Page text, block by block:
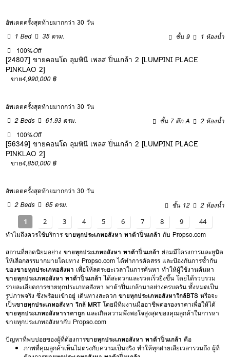
อัพเดตครั้งสุดท้ายมากกว่า 30 วัน
1 Bed
35 ตรม. ชั้น 9
1 ห้องน้ำ
100%Off
[24807] ขายคอนโด ลุมพินี เพลส ปิ่นเกล้า 2 [LUMPINI PLACE
PINKLAO 2]
ขาย4,990,000 ฿
อัพเดตครั้งสุดท้ายมากกว่า 30 วัน
2 Beds
61.93 ตรม. ชั้น 7 ตึก A
2 ห้องน้ำ
100%Off
[56349] ขายคอนโด ลุมพินี เพลส ปิ่นเกล้า 2 [LUMPINI PLACE
PINKLAO 2]
ขาย4,850,000 ฿
อัพเดตครั้งสุดท้ายมากกว่า 30 วัน
2 Beds
65 ตรม. ชั้น 12 2 ห้องน้ำ
1 2 3 4 5 6 7 8 9 44
ทำไมถึงควรใช้บริการขายทุกประเภทอสังหา พาต้าปิ่นเกล้า กับ Propso.com
สถานที่ยอดนิยมอย่างขายทุกประเภทอสังหา พาต้าปิ่นเกล้า ย่อมมีโครงการและยูนิต
ให้เลือกสรรมากมายโดยทาง Propso.com ได้ทำการคัดสรร และป้องกันการซ้ำกัน
ของขายทุกประเภทอสังหา เพื่อให้ลดระยะเวลาในการค้นหา ทำให้ผู้ใช้งานค้นหา
ขายทุกประเภทอสังหา พาต้าปิ่นเกล้า ได้สะดวกและรวดเร็วยิ่งขึ้น โดยได้รวบรวม
รายละเอียดการขายทุกประเภทอสังหา พาต้าปิ่นเกล้ามาอย่างครบครัน ทั้งหมดเป็น
รูปภาพจริง ซึ่งพร้อมเข้าอยู่ เดินทางสะดวกขายทุกประเภทอสังหาใกล้BTS หรือจะ
เป็นขายทุกประเภทอสังหา ใกล้ MRT โดยมีทีมงานมืออาชีพต่อรองราคาเพื่อให้ได้
ขายทุกประเภทอสังหาราคาถูก และเกิดความพึงพอใจสูงสุดของคุณลูกค้าในการหา
ขายทุกประเภทอสังหากับ Propso.com
ปัญหาที่พบบ่อยของผู้ที่ต้องการขายทุกประเภทอสังหา พาต้าปิ่นเกล้า คือ
ภาพที่คุณลูกค้าเห็นไม่ตรงกับความเป็นจริง ทำให้ทุกฝ่ายเสียเวลารวมถึง ผู้ที่